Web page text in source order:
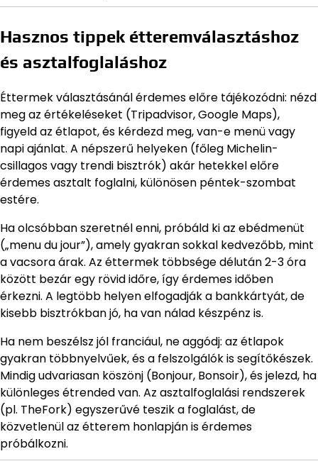
Hasznos tippek étteremválasztáshoz
és asztalfoglaláshoz
Éttermek választásánál érdemes előre tájékozódni: nézd
meg az értékeléseket (Tripadvisor, Google Maps),
figyeld az étlapot, és kérdezd meg, van-e menü vagy
napi ajánlat. A népszerű helyeken (főleg Michelin-
csillagos vagy trendi bisztrók) akár hetekkel előre
érdemes asztalt foglalni, különösen péntek-szombat
estére.
Ha olcsóbban szeretnél enni, próbáld ki az ebédmenüt
(„menu du jour”), amely gyakran sokkal kedvezőbb, mint
a vacsora árak. Az éttermek többsége délután 2-3 óra
között bezár egy rövid időre, így érdemes időben
érkezni. A legtöbb helyen elfogadják a bankkártyát, de
kisebb bisztrókban jó, ha van nálad készpénz is.
Ha nem beszélsz jól franciául, ne aggódj: az étlapok
gyakran többnyelvűek, és a felszolgálók is segítőkészek.
Mindig udvariasan köszönj (Bonjour, Bonsoir), és jelezd, ha
különleges étrended van. Az asztalfoglalási rendszerek
(pl. TheFork) egyszerűvé teszik a foglalást, de
közvetlenül az étterem honlapján is érdemes
próbálkozni.